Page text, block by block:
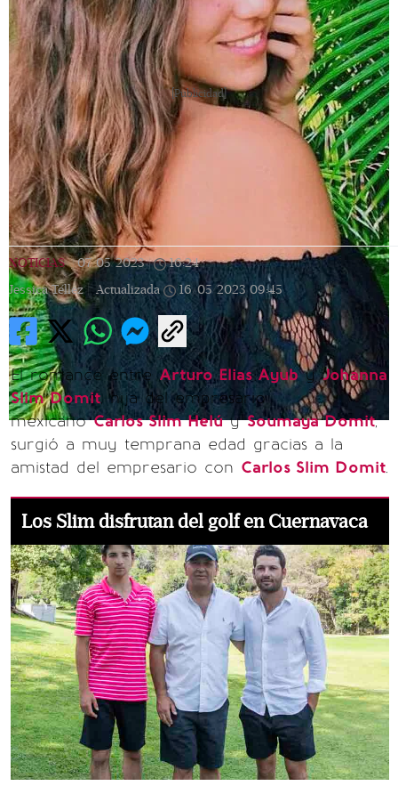
[Publicidad]
NOTICIAS | 07/05/2023 | 16:24 |
Jessica Téllez |
Actualizada 16/05/2023 09:45
El romance entre Arturo Elias AyubyJohanna
Slim Domit, hija del empresario
mexicanoCarlos Slim HelúySoumaya Domit,
surgió a muy temprana edad gracias a la
amistad del empresario con Carlos Slim Domit.
Los Slim disfrutan del golf en Cuernavaca